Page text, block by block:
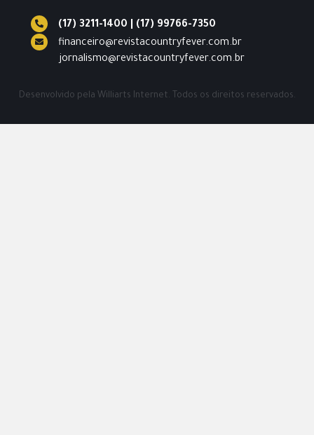
(17) 3211-1400
(17) 99766-7350
financeiro@revistacountryfever.com.br
jornalismo@revistacountryfever.com.br
Desenvolvido pela Williarts Internet. Todos os direitos reservados.